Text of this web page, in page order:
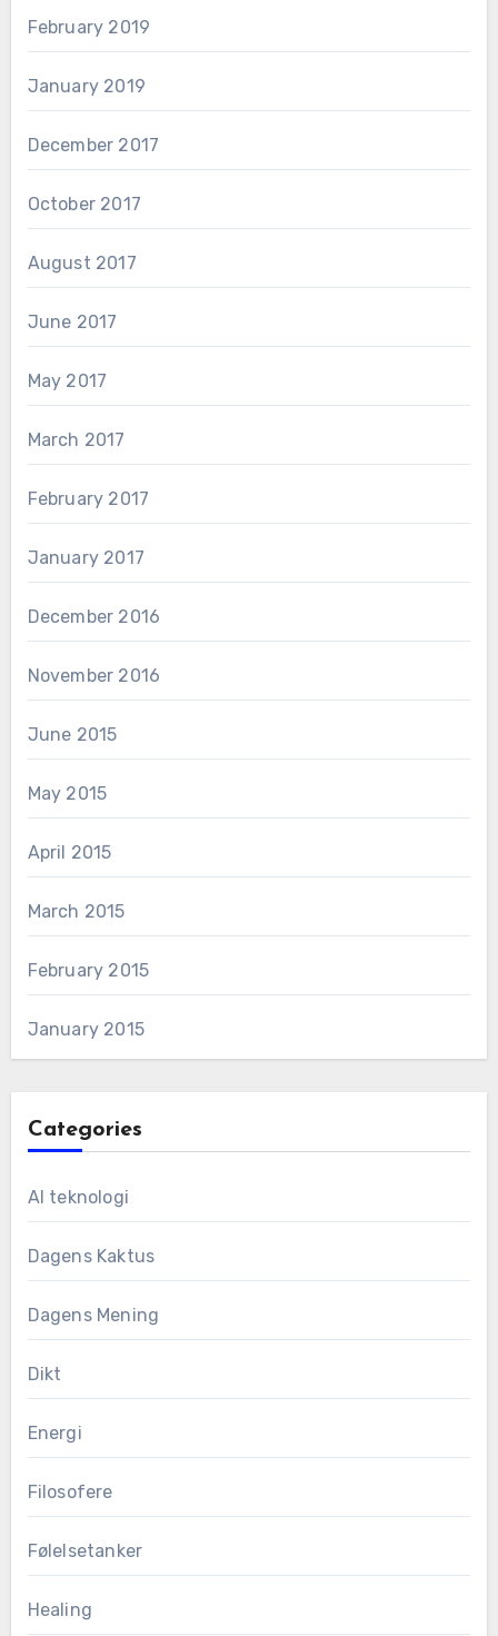
February 2019
January 2019
December 2017
October 2017
August 2017
June 2017
May 2017
March 2017
February 2017
January 2017
December 2016
November 2016
June 2015
May 2015
April 2015
March 2015
February 2015
January 2015
Categories
AI teknologi
Dagens Kaktus
Dagens Mening
Dikt
Energi
Filosofere
Følelsetanker
Healing